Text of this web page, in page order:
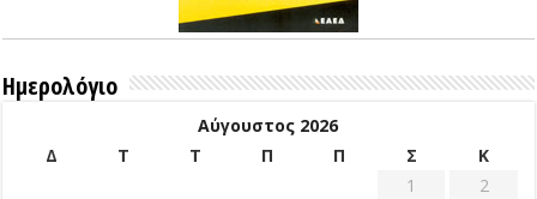
Ημερολόγιο
Αύγουστος 2026
Δ
Τ Τ Π Π Σ
Κ
1
2